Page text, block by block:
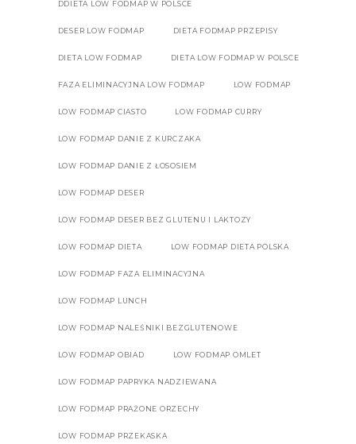
DDIETA LOW FODMAP W POLSCE
DESER LOW FODMAP DIETA FODMAP PRZEPISY
DIETA LOW FODMAP DIETA LOW FODMAP W POLSCE
FAZA ELIMINACYJNA LOW FODMAP LOW FODMAP
LOW FODMAP CIASTO LOW FODMAP CURRY
LOW FODMAP DANIE Z KURCZAKA
LOW FODMAP DANIE Z ŁOSOSIEM
LOW FODMAP DESER
LOW FODMAP DESER BEZ GLUTENU I LAKTOZY
LOW FODMAP DIETA LOW FODMAP DIETA POLSKA
LOW FODMAP FAZA ELIMINACYJNA
LOW FODMAP LUNCH
LOW FODMAP NALEŚNIKI BEZGLUTENOWE
LOW FODMAP OBIAD LOW FODMAP OMLET
LOW FODMAP PAPRYKA NADZIEWANA
LOW FODMAP PRAŻONE ORZECHY
LOW FODMAP PRZEKASKA